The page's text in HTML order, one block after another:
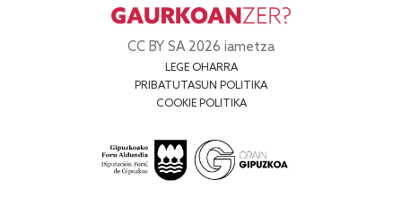
CC BY SA 2026 iametza
LEGE OHARRA
PRIBATUTASUN POLITIKA
COOKIE POLITIKA